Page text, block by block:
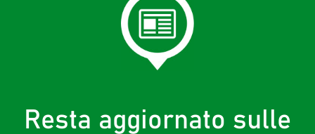
Resta aggiornato sulle